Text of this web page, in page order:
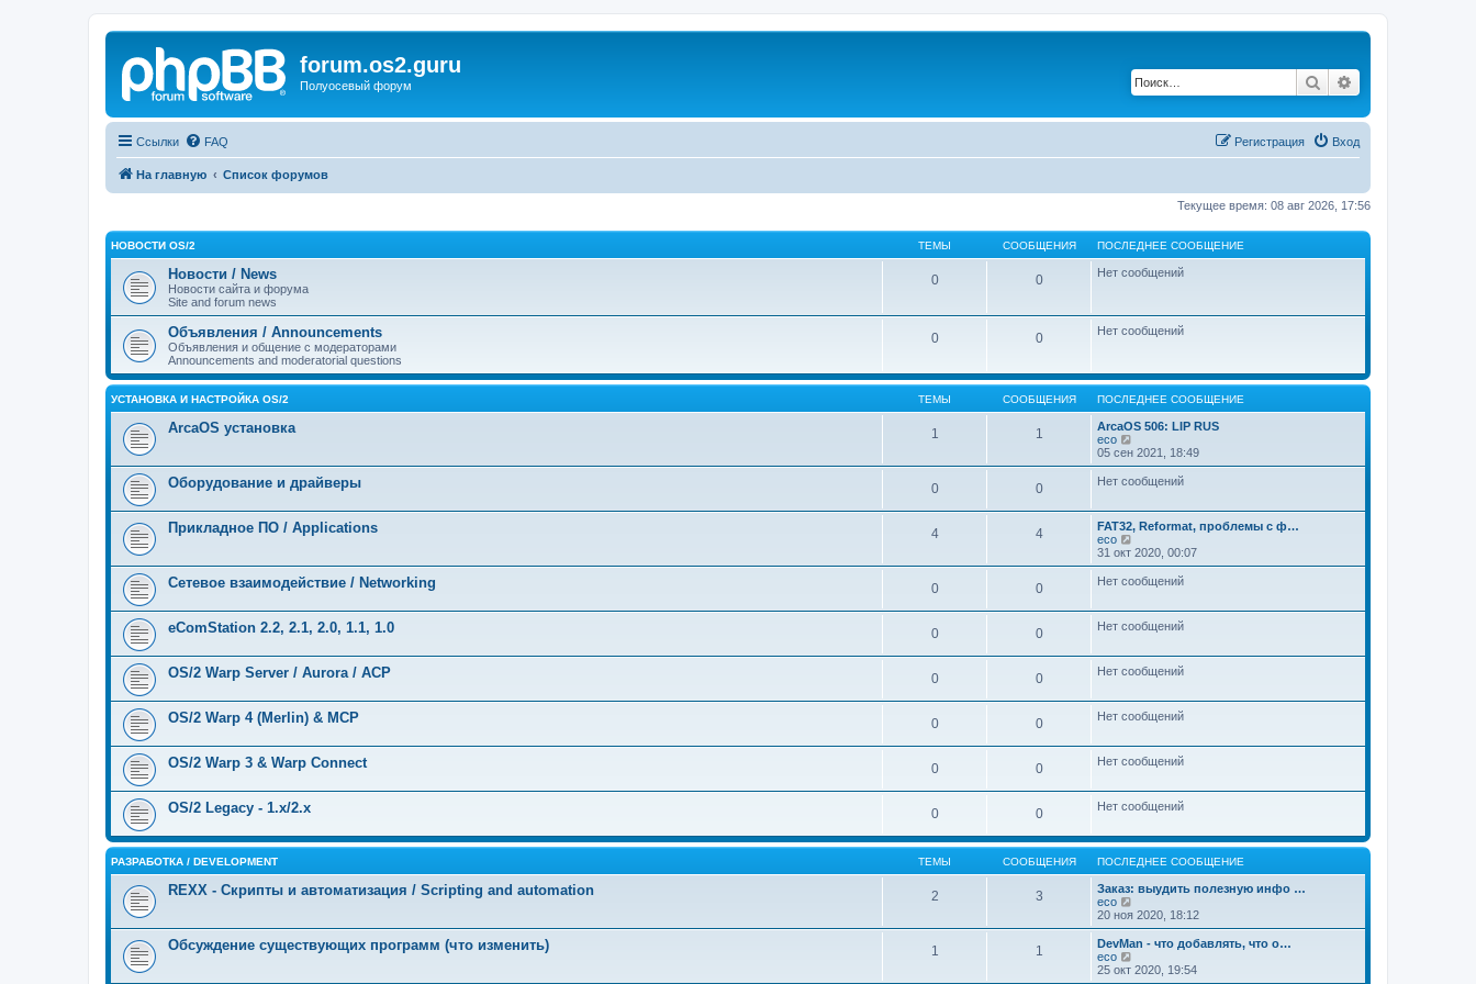
forum.os2.guru
Полуосевый форум Поиск
Ссылки FAQ Вход
Регистрация
На главную Список форумов
Текущее время: 08 авг 2026, 17:56
НОВОСТИ OS/2 ТЕМЫ СООБЩЕНИЯ ПОСЛЕДНЕЕ СООБЩЕНИЕ
Новости / News
Новости сайта и форума
Site and forum news
0 0 Нет сообщений
Объявления / Announcements
Объявления и общение с модераторами
Announcements and moderatorial questions
0 0 Нет сообщений
УСТАНОВКА И НАСТРОЙКА OS/2 ТЕМЫ СООБЩЕНИЯ ПОСЛЕДНЕЕ СООБЩЕНИЕ
ArcaOS установка 1 1
ArcaOS 506: LIP RUS
eco
е
р
е
и
к
о
с
л
д
н
у
с
о
б
и
05 сен 2021, 18:49
Оборудование и драйверы 0 0 Нет сообщений
Прикладное ПО / Applications 4 4
FAT32, Reformat, проблемы с ф…
eco
е
р
е
и
к
о
с
н
м
у
о
о
б
е
и
31 окт 2020, 00:07
Сетевое взаимодействие / Networking 0 0 Нет сообщений
eComStation 2.2, 2.1, 2.0, 1.1, 1.0 0 0 Нет сообщений
OS/2 Warp Server / Aurora / ACP 0 0 Нет сообщений
OS/2 Warp 4 (Merlin) & MCP 0 0 Нет сообщений
OS/2 Warp 3 & Warp Connect 0 0 Нет сообщений
OS/2 Legacy - 1.x/2.x 0 0 Нет сообщений
РАЗРАБОТКА / DEVELOPMENT ТЕМЫ СООБЩЕНИЯ ПОСЛЕДНЕЕ СООБЩЕНИЕ
REXX - Скрипты и автоматизация / Scripting and automation 2 3
Заказ: выудить полезную инфо …
eco
е
р
е
т
20 ноя 2020, 18:12
Обсуждение существующих программ (что изменить) 1 1
DevMan - что добавлять, что о…
eco
е
25 окт 2020, 19:54